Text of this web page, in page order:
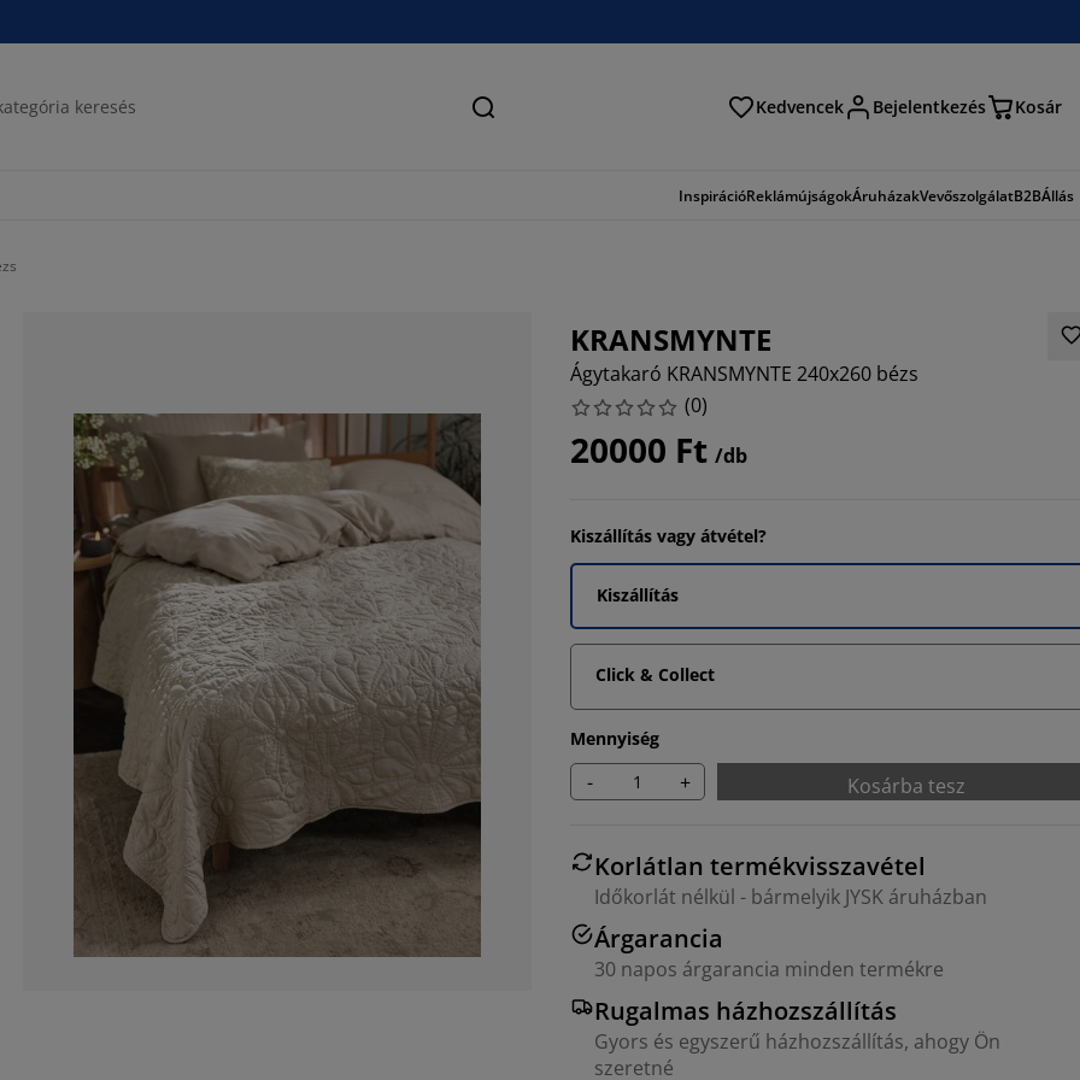
Keresés Kedvencek Bejelentkezés Kosár
InspirációReklámújságokÁruházakVevőszolgálatB2BÁllás
KRANSMYNTE
Ágytakaró KRANSMYNTE 240x260 bézs
(0)
20000 Ft /db
Kiszállítás vagy átvétel?
Kiszállítás
Click & Collect
Mennyiség
- + Kosárba tesz
Korlátlan termékvisszavétel
Időkorlát nélkül - bármelyik JYSK áruházban
Árgarancia
30 napos árgarancia minden termékre
Rugalmas házhozszállítás
Gyors és egyszerű házhozszállítás, ahogy Ön
szeretné